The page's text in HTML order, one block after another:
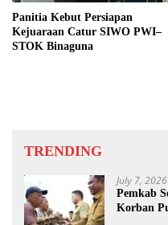
Panitia Kebut Persiapan
Kejuaraan Catur SIWO PWI–
STOK Binaguna
TRENDING
July 7, 2026
Pemkab
Korban